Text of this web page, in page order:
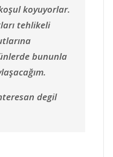
koyuyorlar.
tehlikeli
bununla
degil